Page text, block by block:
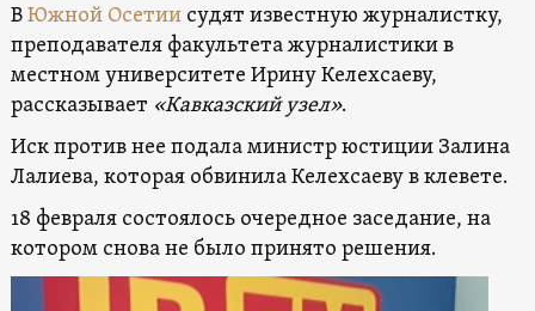
ВЮжной Осетиисудят известную журналистку,
преподавателя факультета журналистики в
местном университете Ирину Келехсаеву,
рассказывает «Кавказский узел».
Иск против нее подала министр юстиции Залина
Лалиева, которая обвинила Келехсаеву в клевете.
18 февраля состоялось очередное заседание, на
котором снова не было принято решения.